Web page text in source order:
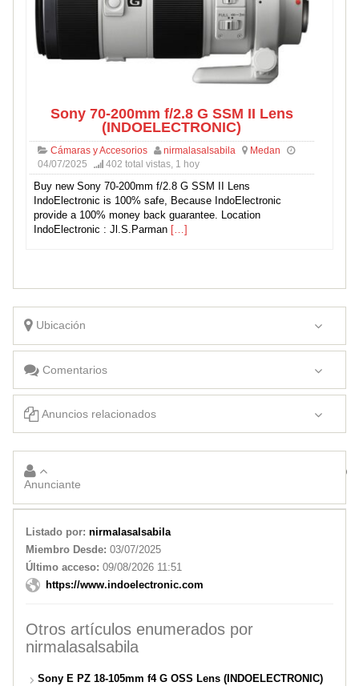
Sony 70-200mm f/2.8 G SSM II Lens
(INDOELECTRONIC)
Cámaras y Accesorios nirmalasalsabila
Medan
04/07/2025
402 total vistas, 1 hoy
Buy new Sony 70-200mm f/2.8 G SSM II Lens
IndoElectronic is 100% safe, Because IndoElectronic
provide a 100% money back guarantee. Location
IndoElectronic : Jl.S.Parman […]
Ubicación
Comentarios
Anuncios relacionados
Sony 70-200mm f/2.8 G SSM II Lens (INDOELECTRONIC)
Anunciante
Listado por: nirmalasalsabila
Miembro Desde: 03/07/2025
Último acceso: 09/08/2026 11:51
https://www.indoelectronic.com
Otros artículos enumerados por
nirmalasalsabila
Sony E PZ 18-105mm f4 G OSS Lens (INDOELECTRONIC)